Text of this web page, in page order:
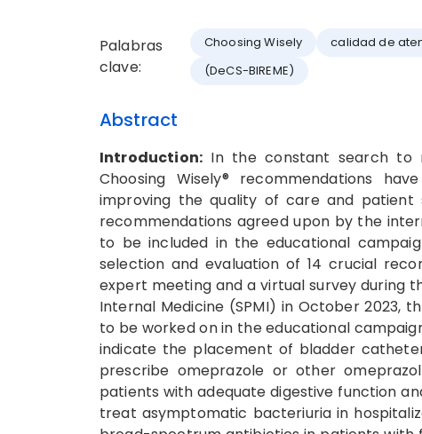
Palabras
clave:
Choosing Wisely calidad de
(DeCS-BIREME)
Abstract
Introduction:In the constant search to
Choosing Wisely® recommendations
improving the quality of care and patient
recommendations agreed upon by the
to be included in the educational
selection and evaluation of 14 crucial
expert meeting and a virtual survey during
Internal Medicine (SPMI) in October 2023,
to be worked on in the educational
indicate the placement of bladder
prescribe omeprazole or other
patients with adequate digestive function
treat asymptomatic bacteriuria in